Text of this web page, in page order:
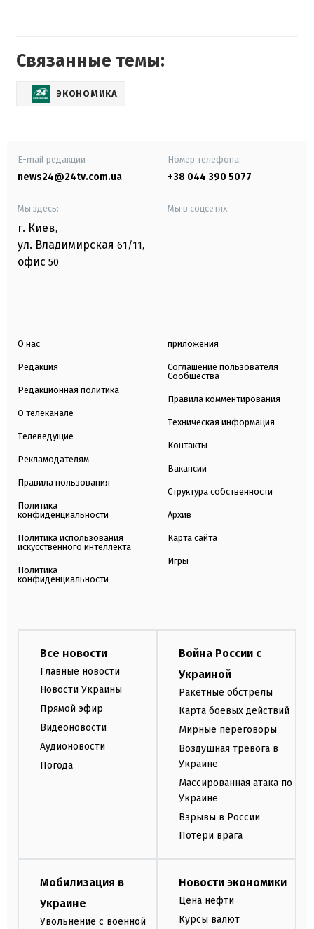
Связанные темы:
ЭКОНОМИКА
E-mail редакции
news24@24tv.com.ua
Номер телефона:
+38 044 390 5077
Мы здесь:
г. Киев,
ул. Владимирская 61/11,
офис 50
Мы в соцсетях:
О нас
Редакция
Редакционная политика
О телеканале
Телеведущие
Рекламодателям
Правила пользования
Политика
конфиденциальности
Политика использования
искусственного интеллекта
Политика
конфиденциальности
приложения
Соглашение пользователя
Сообщества
Правила комментирования
Техническая информация
Контакты
Вакансии
Структура собственности
Архив
Карта сайта
Игры
Все новости
Главные новости
Новости Украины
Прямой эфир
Видеоновости
Аудионовости
Погода
Война России с
Украиной
Ракетные обстрелы
Карта боевых действий
Мирные переговоры
Воздушная тревога в
Украине
Массированная атака по
Украине
Взрывы в России
Потери врага
Мобилизация в
Украине
Увольнение с военной
Новости экономики
Цена нефти
Курсы валют